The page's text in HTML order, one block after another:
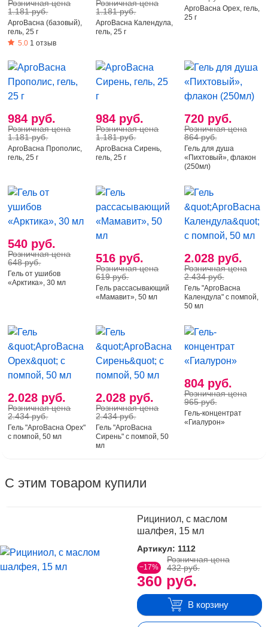
Розничная цена
1.181 руб.
АргоВасна (базовый),
гель, 25 г
5.0 1 отзыв
Розничная цена
1.181 руб.
АргоВасна Календула,
гель, 25 г
АргоВасна Орех, гель,
25 г
984 руб.
Розничная цена
1.181 руб.
АргоВасна Прополис,
гель, 25 г
984 руб.
Розничная цена
1.181 руб.
АргоВасна Сирень,
гель, 25 г
720 руб.
Розничная цена
864 руб.
Гель для душа
«Пихтовый», флакон
(250мл)
540 руб.
Розничная цена
648 руб.
Гель от ушибов
«Арктика», 30 мл
516 руб.
Розничная цена
619 руб.
Гель рассасывающий
«Мамавит», 50 мл
2.028 руб.
Розничная цена
2.434 руб.
Гель "АргоВасна
Календула" с помпой,
50 мл
2.028 руб.
Розничная цена
2.434 руб.
Гель "АргоВасна Орех"
с помпой, 50 мл
2.028 руб.
Розничная цена
2.434 руб.
Гель "АргоВасна
Сирень" с помпой, 50
мл
804 руб.
Розничная цена
965 руб.
Гель-концентрат
«Гиалурон»
С этим товаром купили
Рициниол, с маслом
шалфея, 15 мл
Артикул: 1112
−17%
360 руб.
Розничная цена
432 руб.
В корзину